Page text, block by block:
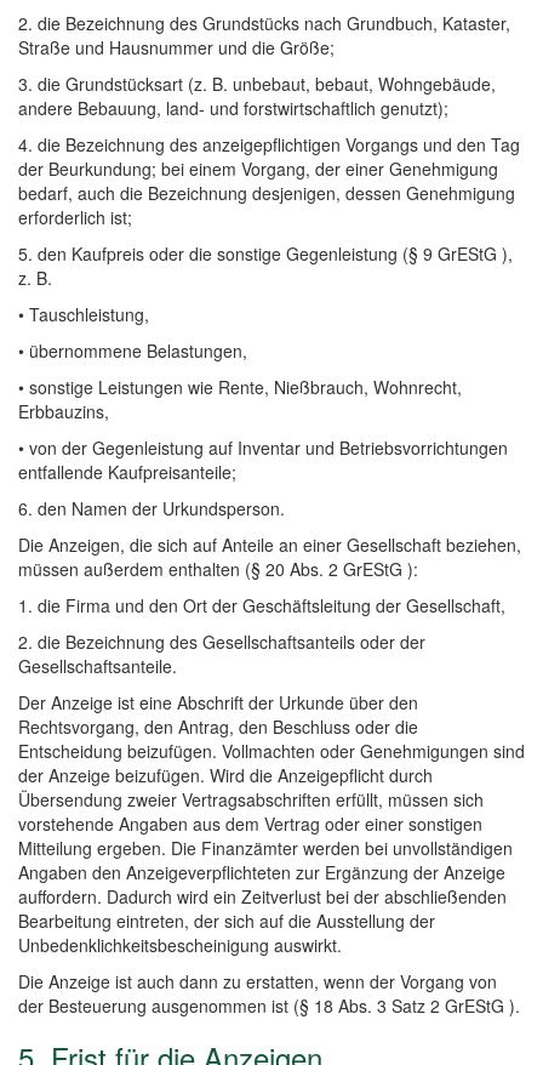
2. die Bezeichnung des Grundstücks nach Grundbuch, Kataster,
Straße und Hausnummer und die Größe;
3. die Grundstücksart (z. B. unbebaut, bebaut, Wohngebäude,
andere Bebauung, land- und forstwirtschaftlich genutzt);
4. die Bezeichnung des anzeigepflichtigen Vorgangs und den Tag
der Beurkundung; bei einem Vorgang, der einer Genehmigung
bedarf, auch die Bezeichnung desjenigen, dessen Genehmigung
erforderlich ist;
5. den Kaufpreis oder die sonstige Gegenleistung (§ 9 GrEStG ),
z. B.
• Tauschleistung,
• übernommene Belastungen,
• sonstige Leistungen wie Rente, Nießbrauch, Wohnrecht,
Erbbauzins,
• von der Gegenleistung auf Inventar und Betriebsvorrichtungen
entfallende Kaufpreisanteile;
6. den Namen der Urkundsperson.
Die Anzeigen, die sich auf Anteile an einer Gesellschaft beziehen,
müssen außerdem enthalten (§ 20 Abs. 2 GrEStG ):
1. die Firma und den Ort der Geschäftsleitung der Gesellschaft,
2. die Bezeichnung des Gesellschaftsanteils oder der
Gesellschaftsanteile.
Der Anzeige ist eine Abschrift der Urkunde über den
Rechtsvorgang, den Antrag, den Beschluss oder die
Entscheidung beizufügen. Vollmachten oder Genehmigungen sind
der Anzeige beizufügen. Wird die Anzeigepflicht durch
Übersendung zweier Vertragsabschriften erfüllt, müssen sich
vorstehende Angaben aus dem Vertrag oder einer sonstigen
Mitteilung ergeben. Die Finanzämter werden bei unvollständigen
Angaben den Anzeigeverpflichteten zur Ergänzung der Anzeige
auffordern. Dadurch wird ein Zeitverlust bei der abschließenden
Bearbeitung eintreten, der sich auf die Ausstellung der
Unbedenklichkeitsbescheinigung auswirkt.
Die Anzeige ist auch dann zu erstatten, wenn der Vorgang von
der Besteuerung ausgenommen ist (§ 18 Abs. 3 Satz 2 GrEStG ).